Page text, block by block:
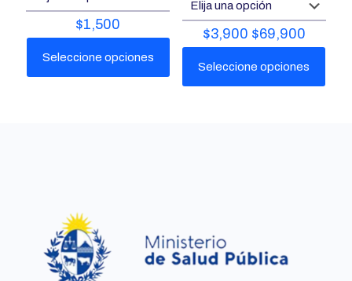
$1,500
Seleccione opciones
elegir
en
la
$3,900 $69,900
Seleccione opciones
en